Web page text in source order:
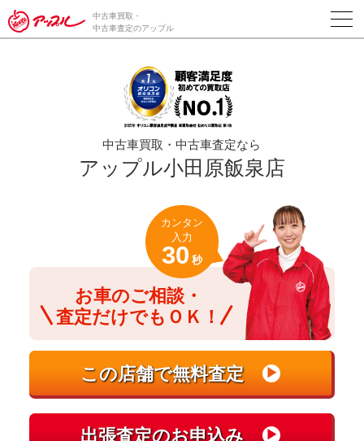
/*ABテスト_新規査定フォームの為のCVボタン*/
中古車買取・
中古車査定のアップル
中古車買取・中古車査定なら
アップル小田原飯泉店
お車のご相談・
査定だけでもＯＫ！
カンタン
入力
30 秒